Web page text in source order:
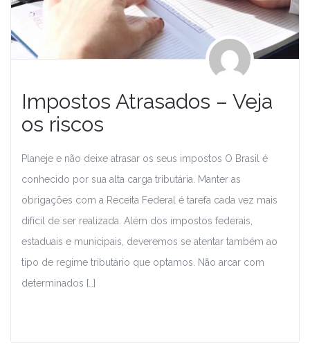
Impostos Atrasados – Veja
os riscos
Planeje e não deixe atrasar os seus impostos O Brasil é
conhecido por sua alta carga tributária. Manter as
obrigações com a Receita Federal é tarefa cada vez mais
difícil de ser realizada. Além dos impostos federais,
estaduais e municipais, deveremos se atentar também ao
tipo de regime tributário que optamos. Não arcar com
determinados […]